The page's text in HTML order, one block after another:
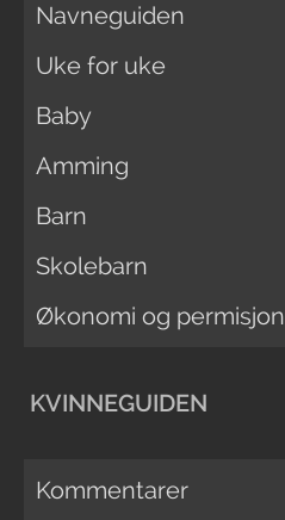
Navneguiden
Uke for uke
Baby
Amming
Barn
Skolebarn
Økonomi og permisjon
KVINNEGUIDEN
Kommentarer